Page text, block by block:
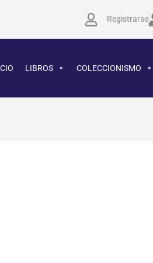
Registrarse
LIBROS COLECCIONISMO